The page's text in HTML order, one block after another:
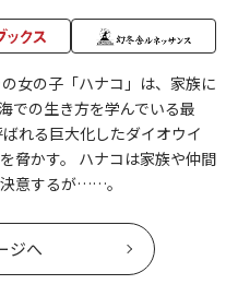
女の子「ハナコ」は、家族に
での生き方を学んでいる最
れる巨大化したダイオウイ
脅かす。 ハナコは家族や仲間
意するが……。
ジへ